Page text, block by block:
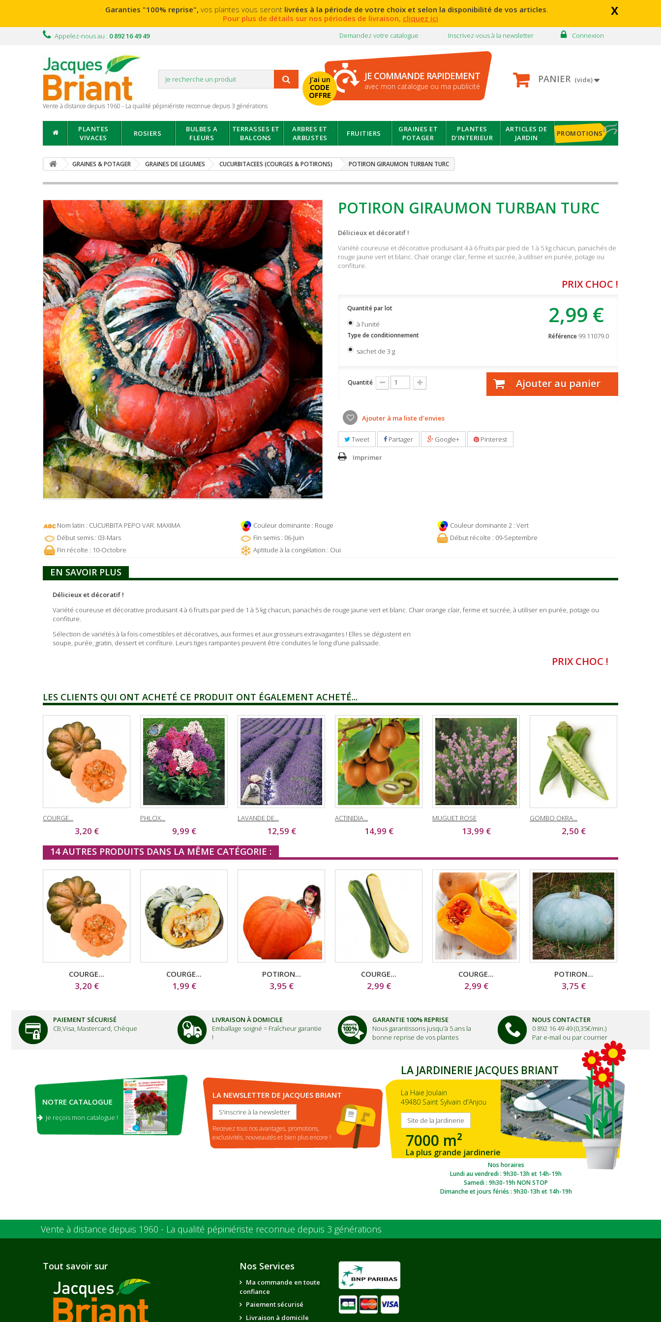
x
Garanties "100% reprise", vos plantes vous seront livrées à la période de votre choix et selon la disponibilité de vos articles.
Pour plus de détails sur nos périodes de livraison, cliquez ici
Connexion
Inscrivez-vous à la newsletter
Demandez votre catalogue
Appelez-nous au : 0 892 16 49 49
Vente à distance depuis 1960 - La qualité pépiniériste reconnue depuis 3 générations
J'ai un
CODE
OFFRE
JE COMMANDE RAPIDEMENT
avec mon catalogue ou ma publicité
PANIER (vide)
PLANTES
VIVACES
ROSIERS
BULBES A
FLEURS
TERRASSES ET
BALCONS
ARBRES ET
ARBUSTES
FRUITIERS
GRAINES ET
POTAGER
PLANTES
D'INTERIEUR
ARTICLES DE
JARDIN
PROMOTIONS
GRAINES & POTAGER GRAINES DE LEGUMES CUCURBITACEES (COURGES & POTIRONS) POTIRON GIRAUMON TURBAN TURC
POTIRON GIRAUMON TURBAN TURC
Délicieux et décoratif !
Variété coureuse et décorative produisant 4 à 6 fruits par pied de 1 à 5 kg chacun, panachés de
rouge jaune vert et blanc. Chair orange clair, ferme et sucrée, à utiliser en purée, potage ou
confiture.
PRIX CHOC !
2,99 €
Référence 99.11079.0
Quantité par lot
à l'unité
Type de conditionnement
sachet de 3 g
Quantité Ajouter au panier
Ajouter à ma liste d'envies
Tweet Partager Google+ Pinterest
Imprimer
Nom latin : CUCURBITA PEPO VAR. MAXIMA Couleur dominante : Rouge
Couleur dominante 2 : Vert
Début semis : 03-Mars
Fin semis : 06-Juin
Début récolte : 09-Septembre
Fin récolte : 10-Octobre
Aptitude à la congélation : Oui
EN SAVOIR PLUS
Délicieux et décoratif !
Variété coureuse et décorative produisant 4 à 6 fruits par pied de 1 à 5 kg chacun, panachés de rouge jaune vert et blanc. Chair orange clair, ferme et sucrée, à utiliser en purée, potage ou
confiture.
Sélection de variétés à la fois comestibles et décoratives, aux formes et aux grosseurs extravagantes ! Elles se dégustent en
soupe, purée, gratin, dessert et confiture. Leurs tiges rampantes peuvent être conduites le long d’une palissade.
PRIX CHOC !
LES CLIENTS QUI ONT ACHETÉ CE PRODUIT ONT ÉGALEMENT ACHETÉ...
COURGE...
3,20 €
PHLOX...
9,99 €
LAVANDE DE...
12,59 €
ACTINIDIA...
14,99 €
MUGUET ROSE
13,99 €
GOMBO OKRA...
2,50 €
14 AUTRES PRODUITS DANS LA MÊME CATÉGORIE :
COURGE...
3,20 €
COURGE...
1,99 €
POTIRON...
3,95 €
COURGE...
2,99 €
COURGE...
2,99 €
POTIRON...
3,75 €
PAIEMENT SÉCURISÉ
CB,Visa, Mastercard, Chèque
LIVRAISON À DOMICILE
Emballage soigné = Fraîcheur garantie
!
GARANTIE 100% REPRISE
Nous garantissons jusqu'à 5 ans la
bonne reprise de vos plantes
NOUS CONTACTER
0 892 16 49 49 (0,35€/min.)
Par e-mail ou par courrier
NOTRE CATALOGUE
Je reçois mon catalogue !
LA NEWSLETTER DE JACQUES BRIANT
S'inscrire à la newsletter
Recevez tous nos avantages, promotions,
exclusivités, nouveautés et bien plus encore !
LA JARDINERIE JACQUES BRIANT
La Haie Joulain
49480 Saint Sylvain d'Anjou
Site de la Jardinerie
7000 m²
La plus grande jardinerie
de la région Ouest
Nos horaires
Lundi au vendredi : 9h30-13h et 14h-19h
Samedi : 9h30-19h NON STOP
Dimanche et jours fériés : 9h30-13h et 14h-19h
Vente à distance depuis 1960 - La qualité pépiniériste reconnue depuis 3 générations
Tout savoir sur Nos Services
Ma commande en toute
confiance
Paiement sécurisé
Livraison à domicile